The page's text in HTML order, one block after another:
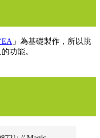
」為基礎製作，所以跳
功能。